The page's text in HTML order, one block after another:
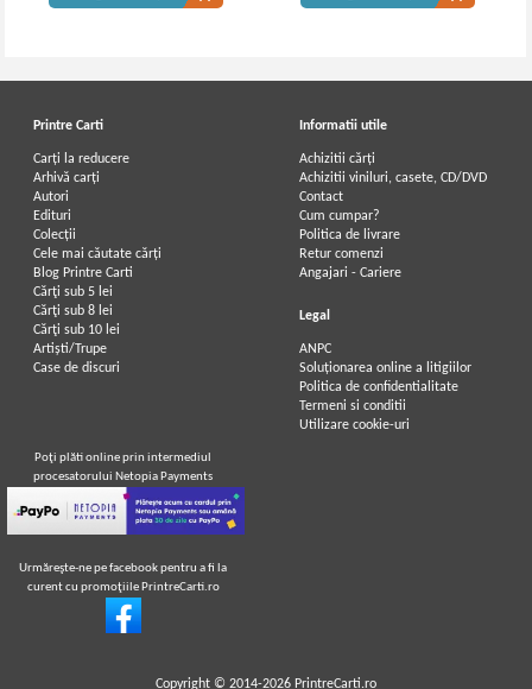
Printre Carti
Carți la reducere
Arhivă carți
Autori
Edituri
Colecții
Cele mai căutate cărți
Blog Printre Carti
Cărţi sub 5 lei
Cărţi sub 8 lei
Cărţi sub 10 lei
Artiști/Trupe
Case de discuri
Informatii utile
Achizitii cărți
Achizitii viniluri, casete, CD/DVD
Contact
Cum cumpar?
Politica de livrare
Retur comenzi
Angajari - Cariere
Legal
ANPC
Soluționarea online a litigiilor
Politica de confidentialitate
Termeni si conditii
Utilizare cookie-uri
Poţi plăti online prin intermediul
procesatorului Netopia Payments
Urmăreşte-ne pe facebook pentru a fi la
curent cu promoţiile PrintreCarti.ro
Copyright © 2014-2026 PrintreCarti.ro